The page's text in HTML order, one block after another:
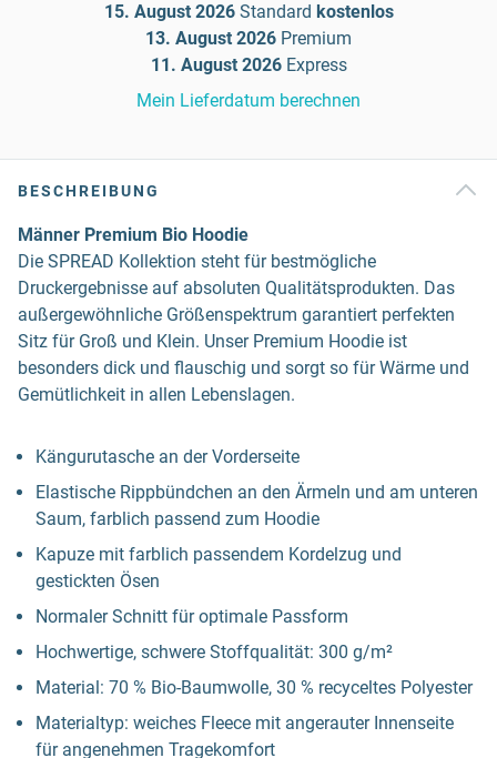
15. August 2026 Standard kostenlos
13. August 2026 Premium
11. August 2026 Express
Mein Lieferdatum berechnen
BESCHREIBUNG
Männer Premium Bio Hoodie
Die SPREAD Kollektion steht für bestmögliche
Druckergebnisse auf absoluten Qualitätsprodukten. Das
außergewöhnliche Größenspektrum garantiert perfekten
Sitz für Groß und Klein. Unser Premium Hoodie ist
besonders dick und flauschig und sorgt so für Wärme und
Gemütlichkeit in allen Lebenslagen.
Kängurutasche an der Vorderseite
Elastische Rippbündchen an den Ärmeln und am unteren
Saum, farblich passend zum Hoodie
Kapuze mit farblich passendem Kordelzug und
gestickten Ösen
Normaler Schnitt für optimale Passform
Hochwertige, schwere Stoffqualität: 300 g/m²
Material: 70 % Bio-Baumwolle, 30 % recyceltes Polyester
Materialtyp: weiches Fleece mit angerauter Innenseite
für angenehmen Tragekomfort